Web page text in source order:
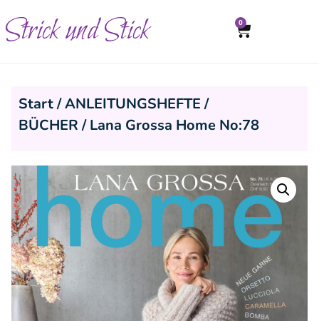
Strick und Stick 0
Start/ANLEITUNGSHEFTE /
BÜCHER/ Lana Grossa Home No:78